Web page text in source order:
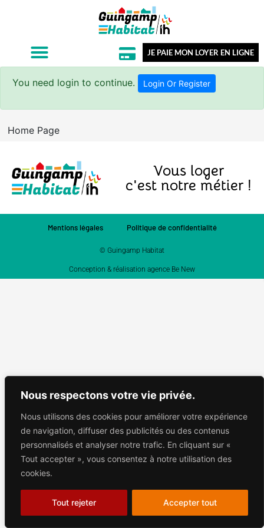
Nous respectons votre vie privée.
Nous utilisons des cookies pour améliorer votre expérience
de navigation, diffuser des publicités ou des contenus
personnalisés et analyser notre trafic. En cliquant sur «
Tout accepter », vous consentez à notre utilisation des
cookies.
Tout rejeter Accepter tout
JE PAIE MON LOYER EN LIGNE
You need login to continue. Login Or Register
Home Page
Vous loger
c'est notre métier !
Mentions légales Politique de confidentialité
© Guingamp Habitat
Conception & réalisation agence Be New